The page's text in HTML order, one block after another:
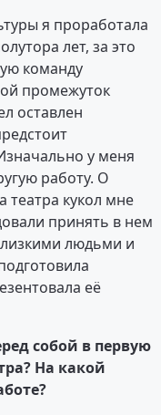
я проработала
лет, за это
команду
промежуток
оставлен
у меня
работу. О
театра кукол мне
принять в нем
людьми и
её
собой в первую
На какой